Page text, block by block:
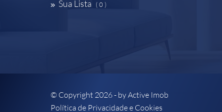
Sua Lista ( 0 )
© Copyright 2026 - byActive Imob
Política de Privacidade e Cookies